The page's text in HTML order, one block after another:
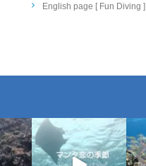
English page [ Fun Diving ]